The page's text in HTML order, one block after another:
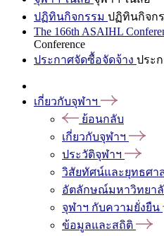
ปฏิทินกิจกรรม ปฏิทินกิจก
The 166th ASAIHL
Conference
ประกาศจัดซื้อจัดจ้าง ประ
เกี่ยวกับจุฬาฯ
ย้อนกลับ
เกี่ยวกับจุฬาฯ
ประวัติจุฬาฯ
วิสัยทัศน์และยุทธศา
อัตลักษณ์มหาวิทยา
จุฬาฯ กับความยั่งยืน
ข้อมูลและสถิติ